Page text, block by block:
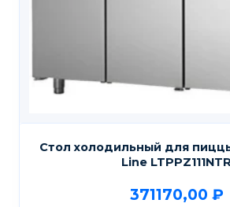
Стол холодильный для
Line LTPPZ111NTR
371170,00 ₽